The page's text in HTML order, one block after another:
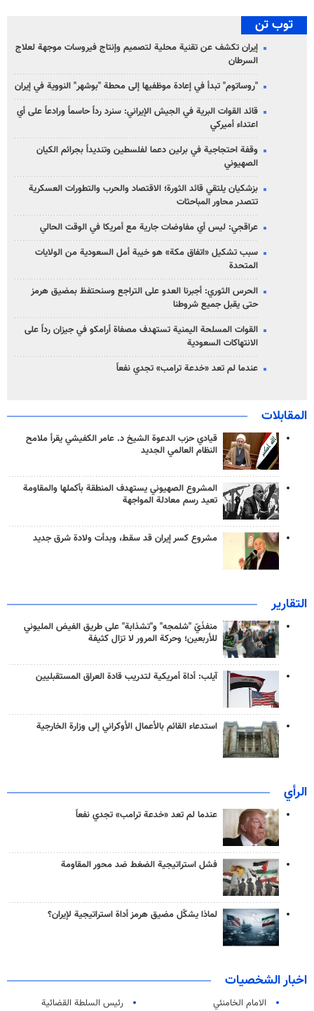
توب تن
إيران تكشف عن تقنية محلية لتصميم وإنتاج فيروسات موجهة لعلاج
السرطان
"روساتوم" تبدأ في إعادة موظفيها إلى محطة "بوشهر" النووية في إيران
قائد القوات البرية في الجيش الإيراني: سنرد رداً حاسماً ورادعاً على أي
اعتداء أميركي
وقفة احتجاجية في برلين دعما لفلسطين وتنديداً بجرائم الكيان
الصهیوني
بزشكيان يلتقي قائد الثورة؛ الاقتصاد والحرب والتطورات العسكرية
تتصدر محاور المباحثات
عراقجي: ليس أي مفاوضات جارية مع أمريكا في الوقت الحالي
سبب تشكيل «اتفاق مكة» هو خيبة أمل السعودية من الولايات
المتحدة
الحرس الثوري: أجبرنا العدو على التراجع وسنحتفظ بمضيق هرمز
حتى يقبل جميع شروطنا
القوات المسلحة اليمنية تستهدف مصفاة أرامكو في جيزان رداً على
الانتهاكات السعودية
عندما لم تعد «خدعة ترامب» تجدي نفعاً
المقابلات
قيادي حزب الدعوة الشيخ د. عامر الكفيشي يقرأ ملامح
النظام العالمي الجديد
المشروع الصهيوني يستهدف المنطقة بأكملها والمقاومة
تعيد رسم معادلة المواجهة
مشروع كسر إيران قد سقط، وبدأت ولادة شرق جديد
التقارير
منفذَيّ "شلمجه" و"تشذابة" على طريق الفيض المليوني
للأربعين؛ وحركة المرور لا تزال كثيفة
آيلب: أداة أمريكية لتدريب قادة العراق المستقبليين
استدعاء القائم بالأعمال الأوكراني إلى وزارة الخارجية
الرأي
عندما لم تعد «خدعة ترامب» تجدي نفعاً
فشل استراتيجية الضغط ضد محور المقاومة
لماذا يشكّل مضيق هرمز أداة استراتيجية لإيران؟
اخبار الشخصيات
الامام الخامنئي
رئیس السلطة القضائیة